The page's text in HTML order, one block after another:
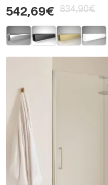
542,69€ 834,90€